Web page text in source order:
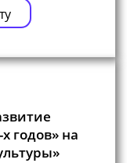
годов» на